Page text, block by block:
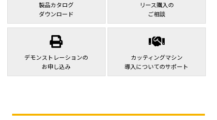
製品カタログ
ダウンロード
リース購入の
ご相談
デモンストレーションの
お申し込み
カッティングマシン
導入についてのサポート